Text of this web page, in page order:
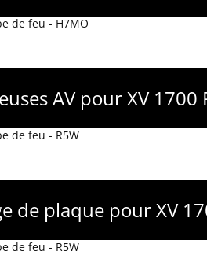
de feu - H7MO
AV pour XV
de feu - R5W
de plaque pour XV
de feu - R5W